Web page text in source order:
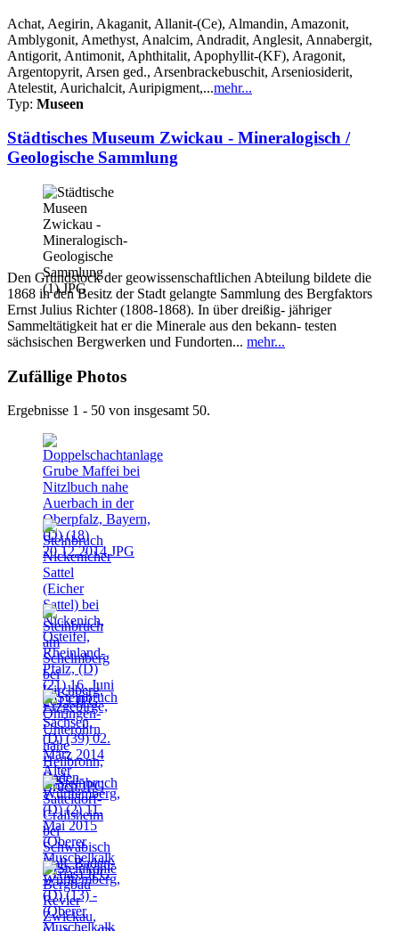
Achat, Aegirin, Akaganit, Allanit-(Ce), Almandin, Amazonit,
Amblygonit, Amethyst, Analcim, Andradit, Anglesit, Annabergit,
Antigorit, Antimonit, Aphthitalit, Apophyllit-(KF), Aragonit,
Argentopyrit, Arsen ged., Arsenbrackebuschit, Arseniosiderit,
Atelestit, Aurichalcit, Auripigment,...mehr...
Typ: Museen
Städtisches Museum Zwickau - Mineralogisch /
Geologische Sammlung
Den Grundstock der geowissenschaftlichen Abteilung bildete die
1868 in den Besitz der Stadt gelangte Sammlung des Bergfaktors
Ernst Julius Richter (1808-1868). In über dreißig- jähriger
Sammeltätigkeit hat er die Minerale aus den bekann- testen
sächsischen Bergwerken und Fundorten... mehr...
Zufällige Photos
Ergebnisse 1 - 50 von insgesamt 50.